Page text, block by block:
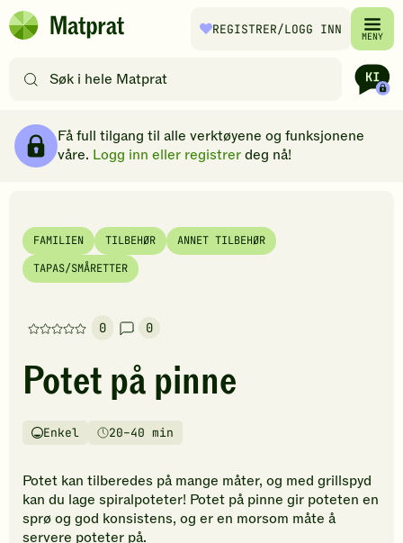
Hopp til hovedinnhold
Matprat
REGISTRER/LOGG INN MENY
etter
filtre
Få full tilgang til alle verktøyene og funksjonene
våre. Logg inn eller registrerdeg nå!
FAMILIEN TILBEHØR
ANNET TILBEHØR
TAPAS/SMÅRETTER
0
Denne
har
foreløpig
vurderinger.
den
første
til
å
0
Potet på pinne
Vanskelighetsgrad
Enkel
Tilberedningstid20–40 min
Potet kan tilberedes på mange måter, og med grillspyd
kan du lage spiralpoteter! Potet på pinne gir poteten en
sprø og god konsistens, og er en morsom måte å
servere poteter på.